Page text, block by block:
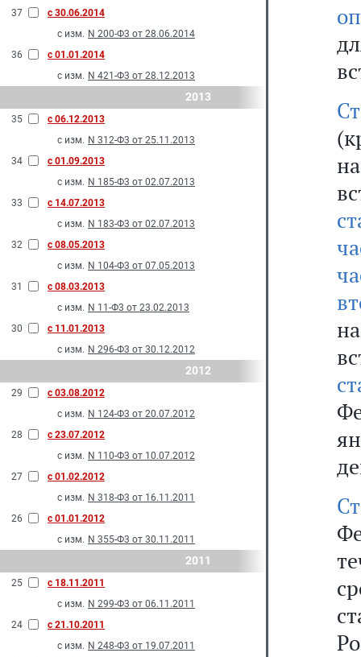
37
с 30.06.2014
с изм. N 200-Ф3 от 28.06.2014
36
с 01.01.2014
с изм. N 421-Ф3 от 28.12.2013
2013
35
с 06.12.2013
с изм. N 312-Ф3 от 25.11.2013
34
с 01.09.2013
с изм. N 185-Ф3 от 02.07.2013
33
с 14.07.2013
с изм. N 183-Ф3 от 02.07.2013
32
с 08.05.2013
с изм. N 104-Ф3 от 07.05.2013
31
с 08.03.2013
с изм. N 11-Ф3 от 23.02.2013
30
с 11.01.2013
с изм. N 296-Ф3 от 30.12.2012
2012
29
с 03.08.2012
с изм. N 124-Ф3 от 20.07.2012
28
с 23.07.2012
с изм. N 110-Ф3 от 10.07.2012
27
с 01.02.2012
с изм. N 318-Ф3 от 16.11.2011
26
с 01.01.2012
с изм. N 355-Ф3 от 30.11.2011
2011
25
с 18.11.2011
с изм. N 299-Ф3 от 06.11.2011
24
с 21.10.2011
с изм. N 248-Ф3 от 19.07.2011